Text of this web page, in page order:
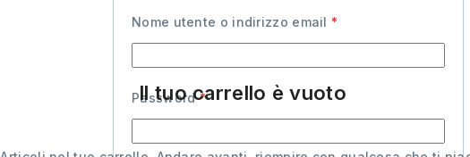
Nome utente o indirizzo email *
Password*
Il tuo carrello è vuoto